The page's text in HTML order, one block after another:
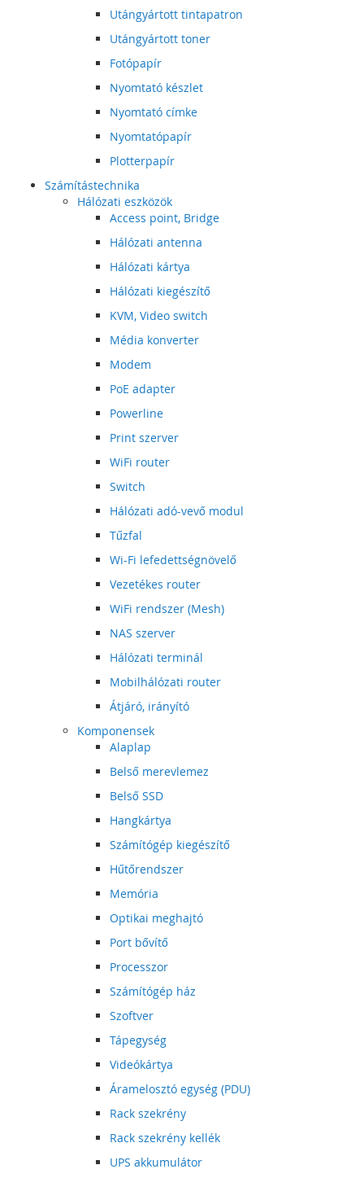
Utángyártott tintapatron
Utángyártott toner
Fotópapír
Nyomtató készlet
Nyomtató címke
Nyomtatópapír
Plotterpapír
Számítástechnika
Hálózati eszközök
Access point, Bridge
Hálózati antenna
Hálózati kártya
Hálózati kiegészítő
KVM, Video switch
Média konverter
Modem
PoE adapter
Powerline
Print szerver
WiFi router
Switch
Hálózati adó-vevő modul
Tűzfal
Wi-Fi lefedettségnövelő
Vezetékes router
WiFi rendszer (Mesh)
NAS szerver
Hálózati terminál
Mobilhálózati router
Átjáró, irányító
Komponensek
Alaplap
Belső merevlemez
Belső SSD
Hangkártya
Számítógép kiegészítő
Hűtőrendszer
Memória
Optikai meghajtó
Port bővítő
Processzor
Számítógép ház
Szoftver
Tápegység
Videókártya
Áramelosztó egység (PDU)
Rack szekrény
Rack szekrény kellék
UPS akkumulátor